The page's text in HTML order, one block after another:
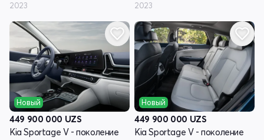
2023 2023
Новый
449 900 000 UZS
Kia Sportage V - поколение
Новый
449 900 000 UZS
Kia Sportage V - поколение